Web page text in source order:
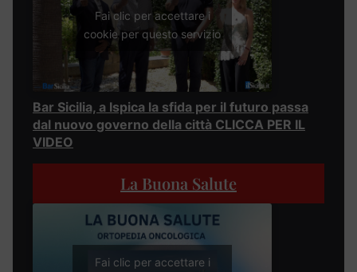
Fai clic per accettare i
cookie per questo servizio
Bar Sicilia, a Ispica la sfida per il futuro passa
dal nuovo governo della città CLICCA PER IL
VIDEO
La Buona Salute
Fai clic per accettare i